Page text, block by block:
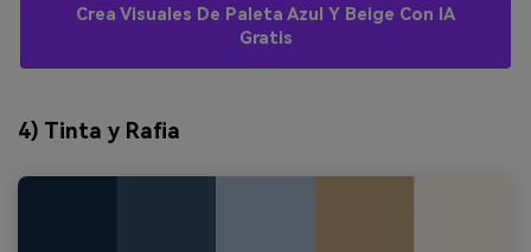
Crea Visuales De Paleta Azul Y Beige Con IA
Gratis
4) Tinta y Rafia